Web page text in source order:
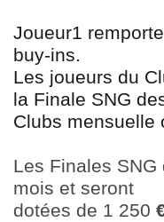
Joueur1
buy-ins.
Les joueurs du
la Finale SNG
Clubs mensuelle
Les Finales
mois et seront
dotées de 1 250